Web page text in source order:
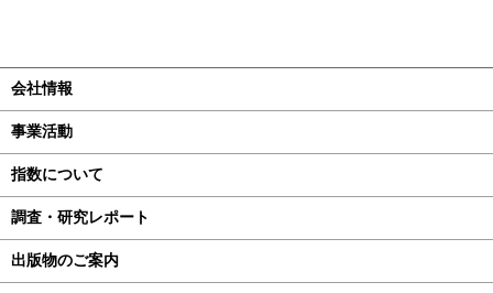
会社情報
事業活動
指数について
調査・研究レポート
出版物のご案内